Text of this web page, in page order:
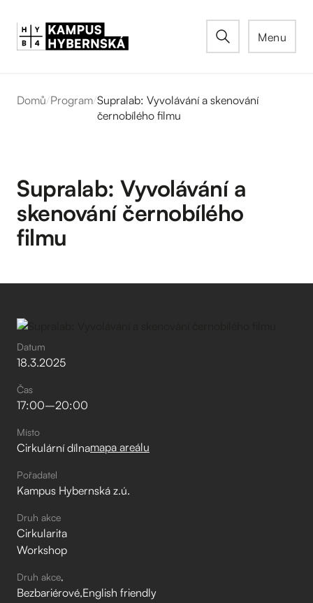
Menu
Domů/Program/Supralab: Vyvolávání a skenování
černobílého filmu
Supralab: Vyvolávání a
skenování černobílého
filmu
Datum
18.3.2025
Čas
17:00–⁠20:00
Místo
Cirkulární dílnamapa areálu
Pořadatel
Kampus Hybernská z.ú.
Druh akce
Cirkularita
Workshop
Druh akce
Bezbariérové English friendly